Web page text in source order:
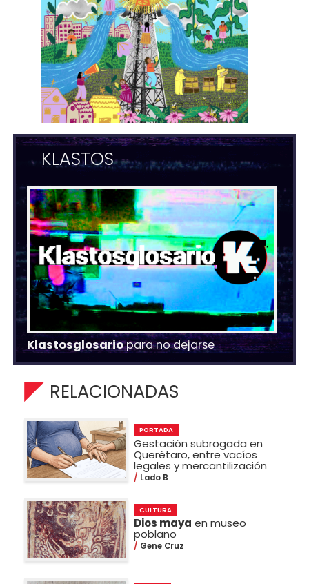
KLASTOS
Klastosglosariopara no dejarse
RELACIONADAS
PORTADA
Gestación subrogada en
Querétaro, entre vacíos
legales y mercantilización
Lado B
CULTURA
Dios maya en museo
poblano
Gene Cruz